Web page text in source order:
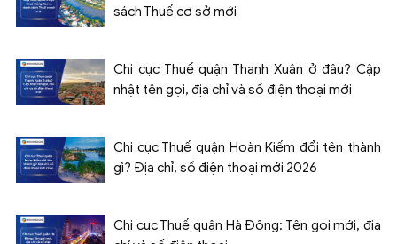
sách Thuế cơ sở mới
Chi cục Thuế quận Thanh Xuân ở đâu? Cập
nhật tên gọi, địa chỉ và số điện thoại mới
Chi cục Thuế quận Hoàn Kiếm đổi tên thành
gì? Địa chỉ, số điện thoại mới 2026
Chi cục Thuế quận Hà Đông: Tên gọi mới, địa